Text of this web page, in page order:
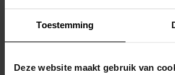
Toestemming
Deze website maakt gebruik van